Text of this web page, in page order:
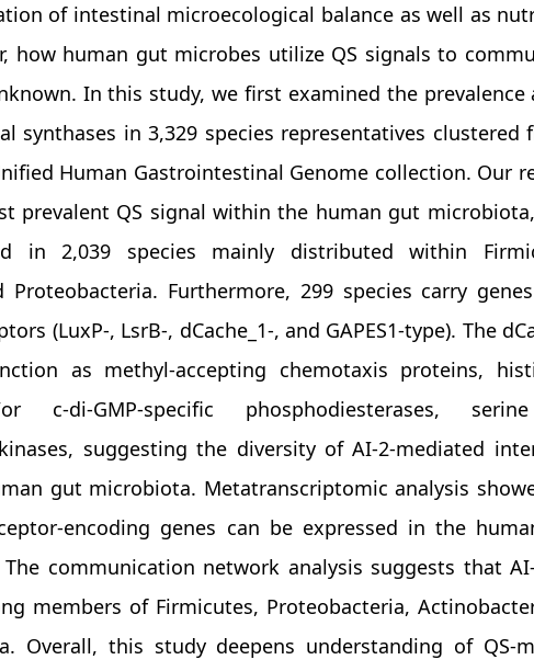
of intestinal microecological balance as well as
how human gut microbes utilize QS signals to
In this study, we first examined the prevalence
synthases in 3,329 species representatives clustered
Human Gastrointestinal Genome collection. Our
prevalent QS signal within the human gut
in 2,039 species mainly distributed within
Proteobacteria. Furthermore, 299 species carry
(LuxP-, LsrB-, dCache_1-, and GAPES1-type). The
as methyl-accepting chemotaxis proteins,
c-di-GMP-specific phosphodiesterases,
suggesting the diversity of AI-2-mediated
gut microbiota. Metatranscriptomic analysis
encoding genes can be expressed in the
communication network analysis suggests that
members of Firmicutes, Proteobacteria,
Overall, this study deepens understanding of QS-